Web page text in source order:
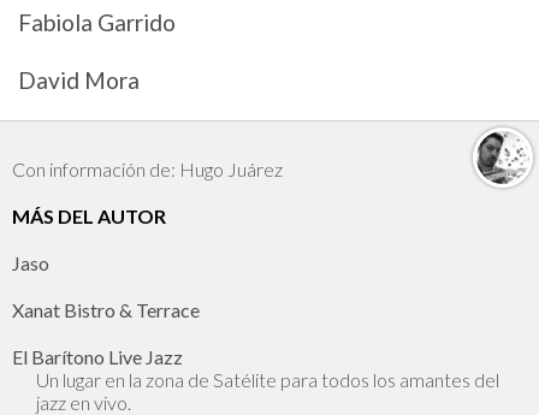
Fabiola Garrido
David Mora
Con información de: Hugo Juárez
MÁS DEL AUTOR
Jaso
Xanat Bistro & Terrace
El Barítono Live Jazz
Un lugar en la zona de Satélite para todos los amantes del
jazz en vivo.